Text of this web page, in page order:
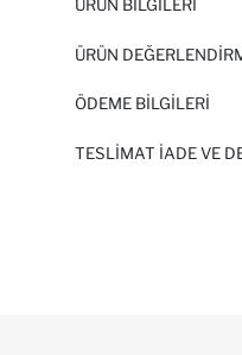
ÜRÜN BILGILERI
ÜRÜN
ÖDEME BİLGİLERİ
TESLIMAT İADE VE